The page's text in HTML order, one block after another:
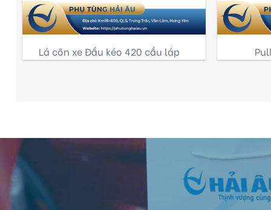
Lá côn xe Đầu kéo 420 cầu láp